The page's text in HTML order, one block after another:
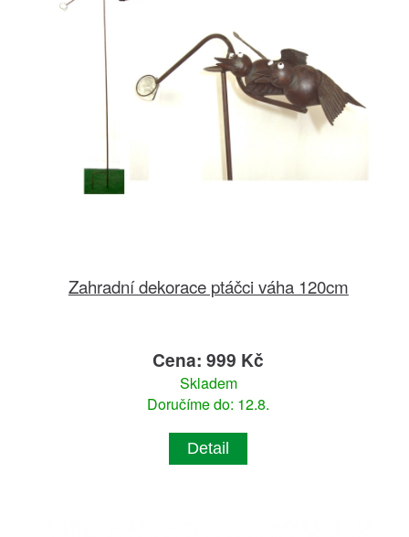
Zahradní dekorace ptáčci váha 120cm
Cena: 999 Kč
Skladem
Doručíme do: 12.8.
Detail